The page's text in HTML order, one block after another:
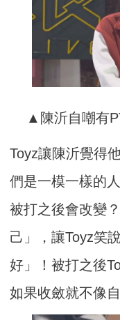
▲陳沂自嘲有
Toyz讓陳沂覺得
們是一模一樣的
被打之後會改變
己」，讓Toyz笑
好」！被打之後
如果收斂就不像自